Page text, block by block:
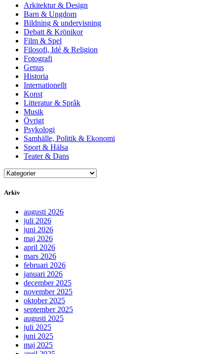
Arkitektur & Design
Barn & Ungdom
Bildning & undervisning
Debatt & Krönikor
Film & Spel
Filosofi, Idé & Religion
Fotografi
Genus
Historia
Internationellt
Konst
Litteratur & Språk
Musik
Övrigt
Psykologi
Samhälle, Politik & Ekonomi
Sport & Hälsa
Teater & Dans
Arkiv
augusti 2026
juli 2026
juni 2026
maj 2026
april 2026
mars 2026
februari 2026
januari 2026
december 2025
november 2025
oktober 2025
september 2025
augusti 2025
juli 2025
juni 2025
maj 2025